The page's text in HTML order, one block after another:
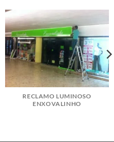
RECLAMO LUMINOSO
ENXOVALINHO